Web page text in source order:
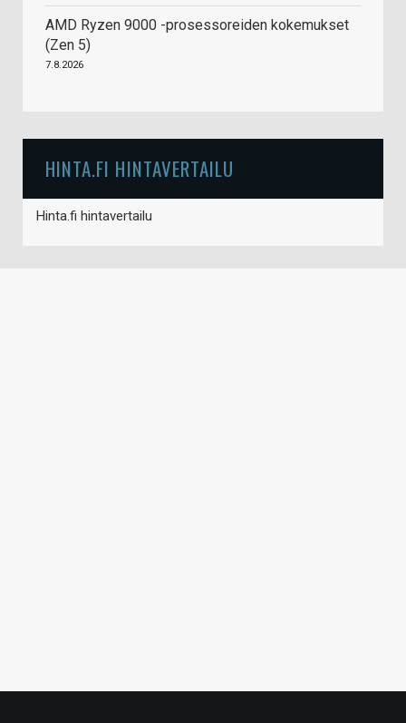
AMD Ryzen 9000 -prosessoreiden kokemukset
(Zen 5)
7.8.2026
HINTA.FI HINTAVERTAILU
Hinta.fi hintavertailu